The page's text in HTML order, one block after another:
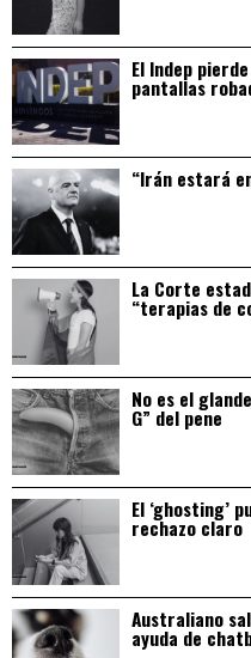
El Indep
pantallas
“Irán estará
La Corte
“terapias de
No es el
G” del pene
El ‘ghosting’
rechazo claro
Australiano
ayuda de